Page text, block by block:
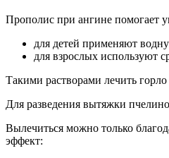
Прополис при ангине помогает
для детей применяют
для взрослых используют
Такими растворами лечить
Для разведения вытяжки
Вылечиться можно только
эффект: